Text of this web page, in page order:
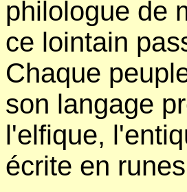
philologue de
ce lointain
Chaque
son langage
l'elfique,
écrite en